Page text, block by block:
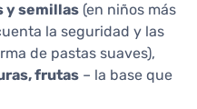
y semillas (en niños más
la seguridad y las
de pastas suaves),
frutas – la base que